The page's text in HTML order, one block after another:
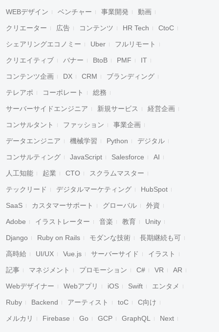
WEBデザイン ベンチャー 事業開発 動画
クリエーター 広告 コンテンツ HR Tech CtoC
シェアリングエコノミー Uber フルリモート
クリエイティブ バナー BtoB PMF IT
コンテンツ企画 DX CRM ブランディング
テレアポ コーポレート 総務
サーバーサイドエンジニア 新規サービス 経営企画
コンサルタント ファッション 事業企画
データエンジニア 機械学習 Python デジタル
コンサルティング JavaScript Salesforce AI
人工知能 起業 CTO スクラムマスター
テックリード デジタルマーケティング HubSpot
SaaS カスタマーサポート グローバル 外資
Adobe イラストレーター 音楽 教育 Unity
Django Ruby on Rails モダンな技術 長期継続も可
高時給 UI/UX Vue.js サーバーサイド イラスト
記事 マネジメント プロモーション C# VR AR
Webデザイナー Webアプリ iOS Swift エンタメ
Ruby Backend アーティスト toC C向け
メルカリ Firebase Go GCP GraphQL Next